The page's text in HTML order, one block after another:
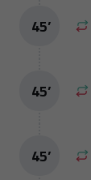
45’
45’
45’